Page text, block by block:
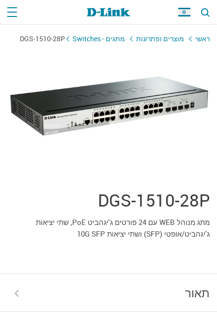
ראשי מוצרים ופתרונות מתגים - Switches DGS-1510-28P
DGS-1510-28P
מתג מנוהל WEB עם 24 פורטים ג'יגהביט PoE, שתי יציאות
ג'יגהביט/אופטי (SFP) ושתי יציאות 10G SFP
תאור